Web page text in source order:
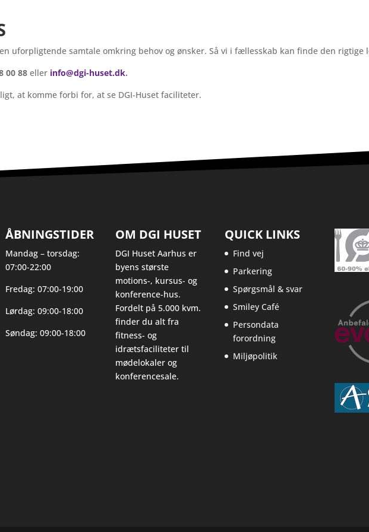
uforpligtende samtale omkring behov og ønsker. Så vi i fællesskab kan finde den rigtige
00 88 eller info@dgi-huset.dk.
at komme forbi for, at se DGI-Huset faciliteter.
ÅBNINGSTIDER
Mandag – torsdag:
07:00-22:00
Fredag: 07:00-19:00
Lørdag: 09:00-18:00
Søndag: 09:00-18:00
OM DGI HUSET
DGI Huset Aarhus er
byens største
motions-, kursus- og
konference-hus.
Fordelt på 5.000 kvm.
finder du alt fra
fitness- og
idrætsfaciliteter til
mødelokaler og
konferencesale.
QUICK LINKS
Find vej
Parkering
Spørgsmål & svar
Smiley Café
Persondata
forordning
Miljøpolitik